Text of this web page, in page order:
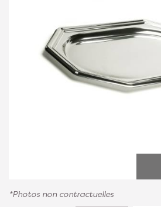
*Photos non contractuelles